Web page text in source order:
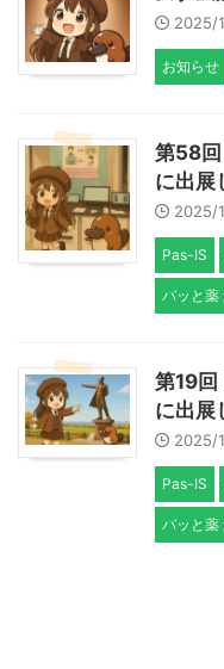
2025/
お知らせ
第58回
に出展
2025/
Pas-IS
パッと薬
第19回
に出展
2025/
Pas-IS
パッと薬